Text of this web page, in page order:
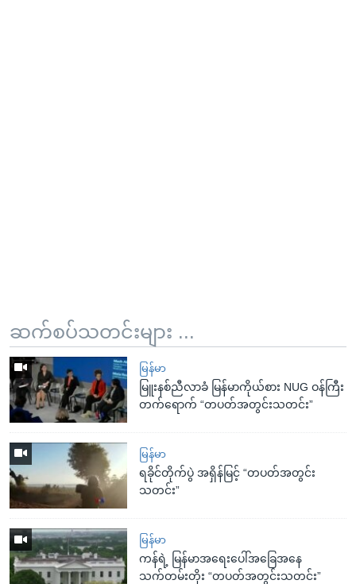
ဆက်စပ်သတင်းများ ...
မြန်မာ
မြူးနစ်ညီလာခံ မြန်မာကိုယ်စား NUG ဝန်ကြီး
တက်ရောက် “တပတ်အတွင်းသတင်း”
မြန်မာ
ရခိုင်တိုက်ပွဲ အရှိန်မြင့် “တပတ်အတွင်း
သတင်း”
မြန်မာ
ကန်ရဲ့ မြန်မာအရေးပေါ်အခြေအနေ
သက်တမ်းတိုး “တပတ်အတွင်းသတင်း”